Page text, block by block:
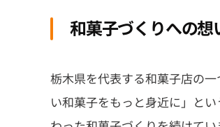
和菓子づくりへの
栃木県を代表する和菓子店の
い和菓子をもっと身近に」と